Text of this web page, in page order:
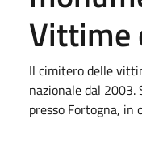
Vittime
Il cimitero delle
nazionale dal
presso Fortogna, in